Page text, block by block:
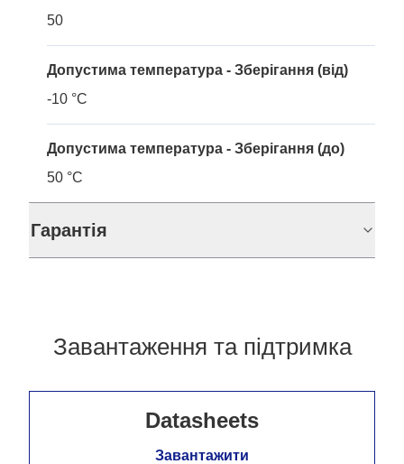
50
Допустима температура - Зберігання (від)
-10 °C
Допустима температура - Зберігання (до)
50 °C
Гарантія
Завантаження та підтримка
Datasheets
Завантажити